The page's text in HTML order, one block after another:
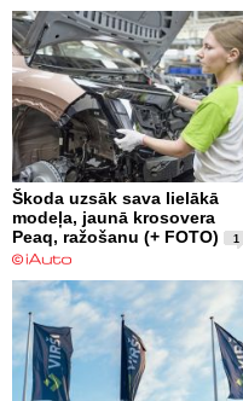
Škoda uzsāk sava lielākā
modeļa, jaunā krosovera
Peaq, ražošanu (+ FOTO)
1